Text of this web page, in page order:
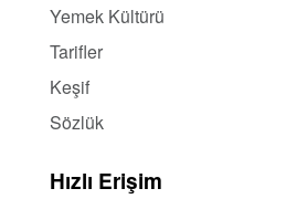
Yemek Kültürü
Tarifler
Keşif
Sözlük
Hızlı Erişim